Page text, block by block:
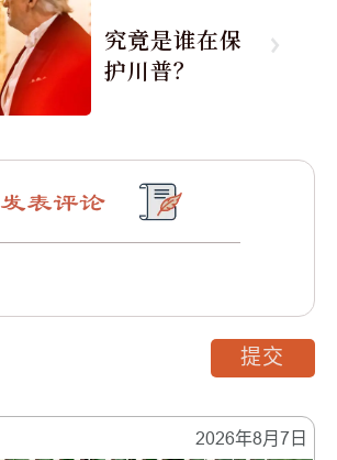
究竟是谁在保
护川普？
2026年8月7日
发表评论
提交